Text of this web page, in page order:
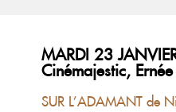
MARDI 23
Cinémajestic, Ernée
SUR L’ADAMANT de